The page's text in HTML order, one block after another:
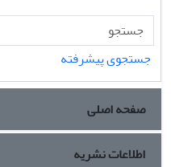
جستجوی پیشرفته
صفحه اصلی
اطلاعات نشریه